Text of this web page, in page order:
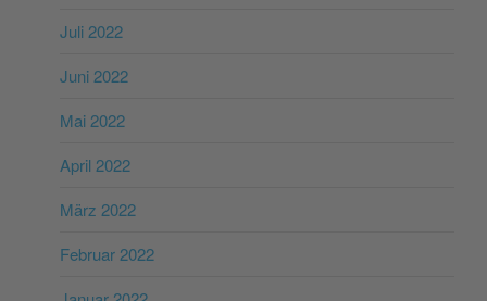
Juli 2022
Juni 2022
Mai 2022
April 2022
März 2022
Februar 2022